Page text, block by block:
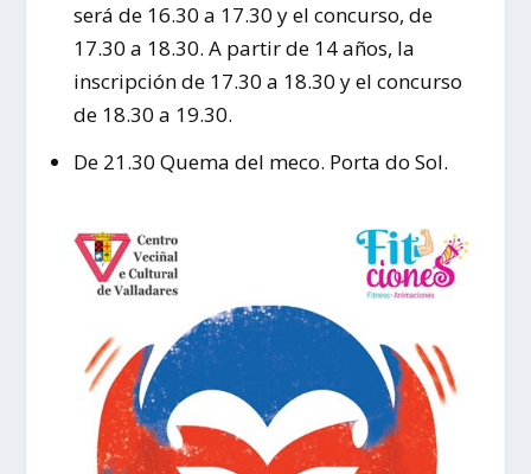
será de 16.30 a 17.30 y el concurso, de
17.30 a 18.30. A partir de 14 años, la
inscripción de 17.30 a 18.30 y el concurso
de 18.30 a 19.30.
De 21.30 Quema del meco. Porta do Sol.